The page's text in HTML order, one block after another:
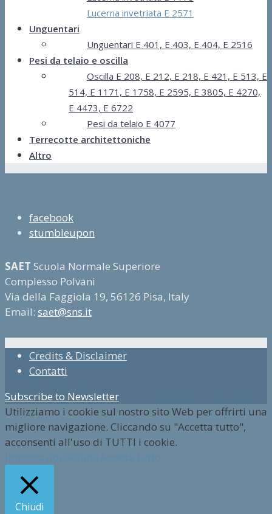
Lucerna invetriata E 2571
Unguentari
Unguentari E 401, E 403, E 404, E 2516
Pesi da telaio e oscilla
Oscilla E 208, E 212, E 218, E 421, E 513, E
514, E 1171, E 1758, E 2595, E 3805, E 4270,
E 4473, E 6722
Pesi da telaio E 4077
Terrecotte architettoniche
Altro
facebook
stumbleupon
SAET Scuola Normale Superiore
Complesso Polvani
Via della Faggiola 19, 56126 Pisa, Italy
Email: saet@sns.it
Credits & Disclaimer
Contatti
Subscribe to Newsletter
Utilizziamo i cookie sul nostro sito Web per offrirti una
migliore navigazione. Cliccando su "Accetta tutto",
acconsenti all'uso di TUTTI i cookie.
Chiudi